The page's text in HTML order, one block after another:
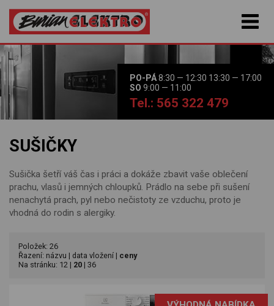
PO-PÁ8:30 — 12:30 13:30 — 17:00
SO 9:00 — 11:00
Tel.: 565 322 479
SUŠIČKY
Sušička šetří váš čas i práci a dokáže zbavit vaše oblečení
prachu, vlasů i jemných chloupků. Prádlo na sebe při sušení
nenachytá prach, pyl nebo nečistoty ze vzduchu, proto je
vhodná do rodin s alergiky.
Položek: 26
Řazení: názvu | data vložení | ceny
Na stránku: 12 | 20 | 36